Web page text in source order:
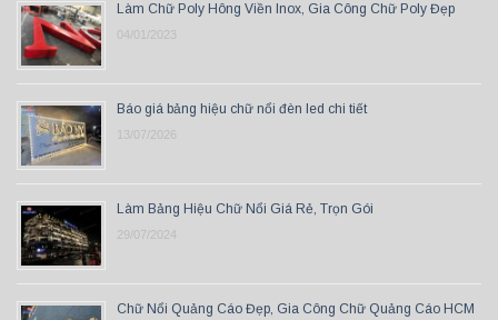
Làm Chữ Poly Hông Viền Inox, Gia Công Chữ Poly Đẹp
04/01/2023
Báo giá bảng hiệu chữ nổi đèn led chi tiết
13/07/2026
Làm Bảng Hiệu Chữ Nổi Giá Rẻ, Trọn Gói
29/07/2024
Chữ Nổi Quảng Cáo Đẹp, Gia Công Chữ Quảng Cáo HCM